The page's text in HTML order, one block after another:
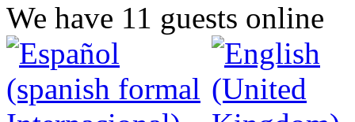
We have 11 guests online